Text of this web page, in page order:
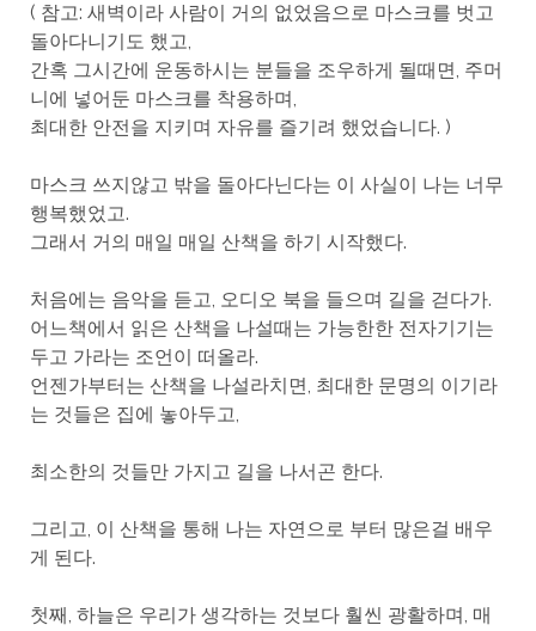
( 참고: 새벽이라 사람이 거의 없었음으로 마스크를 벗고
돌아다니기도 했고,
간혹 그시간에 운동하시는 분들을 조우하게 될때면, 주머
니에 넣어둔 마스크를 착용하며,
최대한 안전을 지키며 자유를 즐기려 했었습니다. )
마스크 쓰지않고 밖을 돌아다닌다는 이 사실이 나는 너무
행복했었고.
그래서 거의 매일 매일 산책을 하기 시작했다.
처음에는 음악을 듣고, 오디오 북을 들으며 길을 걷다가.
어느책에서 읽은 산책을 나설때는 가능한한 전자기기는
두고 가라는 조언이 떠올라.
언젠가부터는 산책을 나설라치면, 최대한 문명의 이기라
는 것들은 집에 놓아두고,
최소한의 것들만 가지고 길을 나서곤 한다.
그리고, 이 산책을 통해 나는 자연으로 부터 많은걸 배우
게 된다.
첫째, 하늘은 우리가 생각하는 것보다 훨씬 광활하며, 매